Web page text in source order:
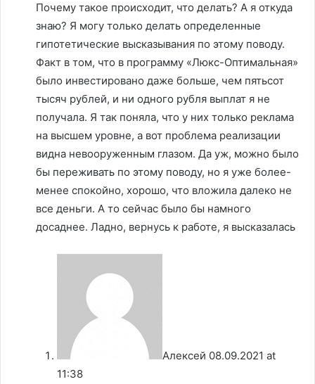
Почему такое происходит, что делать? А я откуда
знаю? Я могу только делать определенные
гипотетические высказывания по этому поводу.
Факт в том, что в программу «Люкс-Оптимальная»
было инвестировано даже больше, чем пятьсот
тысяч рублей, и ни одного рубля выплат я не
получала. Я так поняла, что у них только реклама
на высшем уровне, а вот проблема реализации
видна невооруженным глазом. Да уж, можно было
бы переживать по этому поводу, но я уже более-
менее спокойно, хорошо, что вложила далеко не
все деньги. А то сейчас было бы намного
досаднее. Ладно, вернусь к работе, я высказалась
Алексей 08.09.2021 at
11:38